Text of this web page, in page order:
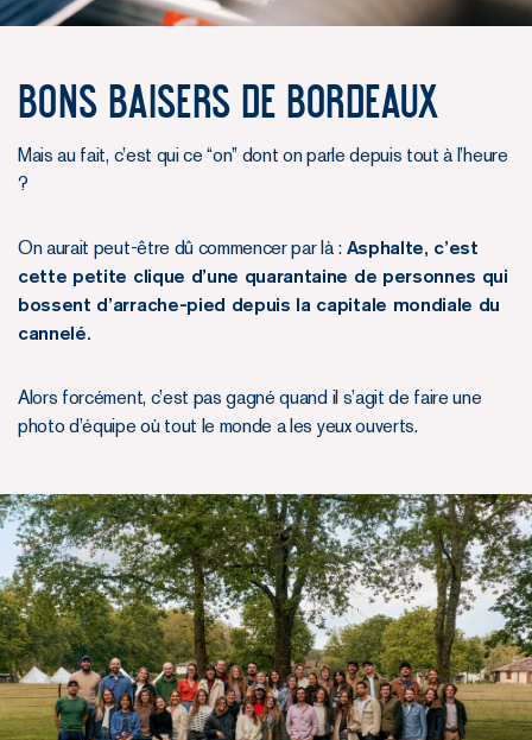
Bons baisers de Bordeaux
Mais au fait, c’est qui ce “on” dont on parle depuis tout à l’heure
?
On aurait peut-être dû commencer par là : Asphalte, c’est
cette petite clique d’une quarantaine de personnes qui
bossent d’arrache-pied depuis la capitale mondiale du
cannelé.
Alors forcément, c’est pas gagné quand il s’agit de faire une
photo d’équipe où tout le monde a les yeux ouverts.